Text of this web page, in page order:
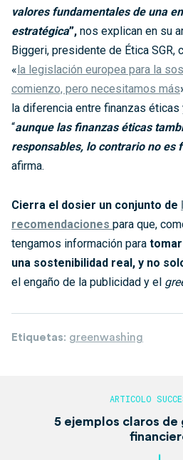
valores fundamentales de una
estratégica”, nos explican en su
Biggeri, presidente de Ética SGR,
«la legislación europea para la
comienzo, pero necesitamos más
la diferencia entre finanzas
“aunque las finanzas éticas
responsables, lo contrario no es
afirma.
Cierra el dosier un conjunto de
recomendaciones para que,
tengamos información para
una sostenibilidad real, y no
el engaño de la publicidad y el
Etiquetas: greenwashing
5 ejemplos claros de